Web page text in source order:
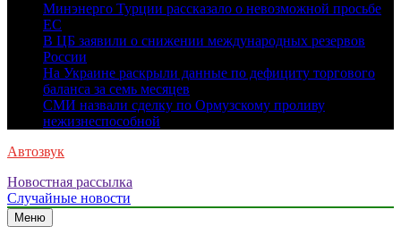
Минэнерго Турции рассказало о невозможной просьбе
ЕС
В ЦБ заявили о снижении международных резервов
России
На Украине раскрыли данные по дефициту торгового
баланса за семь месяцев
СМИ назвали сделку по Ормузскому проливу
нежизнеспособной
Автозвук
Новостная рассылка
Случайные новости
Меню